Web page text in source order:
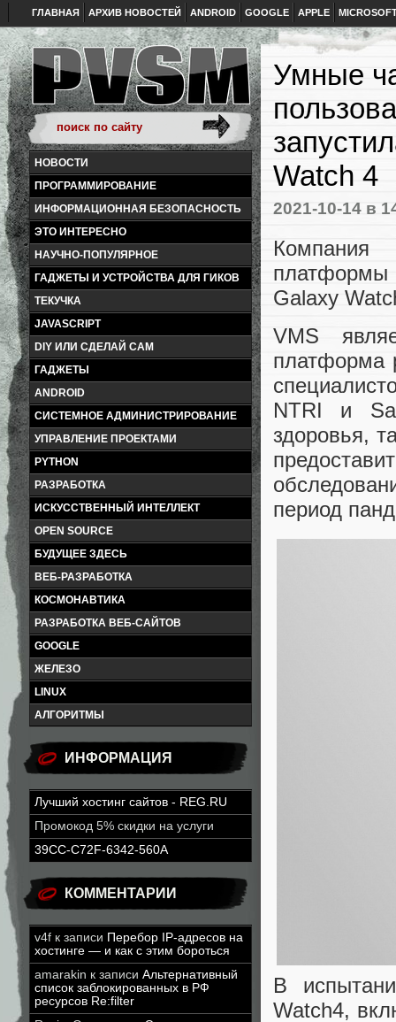
ГЛАВНАЯ АРХИВ НОВОСТЕЙ ANDROID GOOGLE APPLE
НОВОСТИ
ПРОГРАММИРОВАНИЕ
ИНФОРМАЦИОННАЯ БЕЗОПАСНОСТЬ
ЭТО ИНТЕРЕСНО
НАУЧНО-ПОПУЛЯРНОЕ
ГАДЖЕТЫ И УСТРОЙСТВА ДЛЯ ГИКОВ
ТЕКУЧКА
JAVASCRIPT
DIY ИЛИ СДЕЛАЙ САМ
ГАДЖЕТЫ
ANDROID
СИСТЕМНОЕ АДМИНИСТРИРОВАНИЕ
УПРАВЛЕНИЕ ПРОЕКТАМИ
PYTHON
РАЗРАБОТКА
ИСКУССТВЕННЫЙ ИНТЕЛЛЕКТ
OPEN SOURCE
БУДУЩЕЕ ЗДЕСЬ
ВЕБ-РАЗРАБОТКА
КОСМОНАВТИКА
РАЗРАБОТКА ВЕБ-САЙТОВ
GOOGLE
ЖЕЛЕЗО
LINUX
АЛГОРИТМЫ
ИНФОРМАЦИЯ
Лучший хостинг сайтов - REG.RU
Промокод 5% скидки на услуги
39CC-C72F-6342-560A
КОММЕНТАРИИ
v4f к записи Перебор IP-адресов на
хостинге — и как с этим бороться
amarakin к записи Альтернативный
список заблокированных в РФ
ресурсов Re:filter
Умные
Watch 4
2021-10-14 в
Galaxy
VMS
платформа
NTRI и
здоровья,
период
В
Watch4,